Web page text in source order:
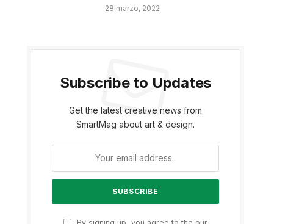
28 marzo, 2022
Subscribe to Updates
Get the latest creative news from
SmartMag about art & design.